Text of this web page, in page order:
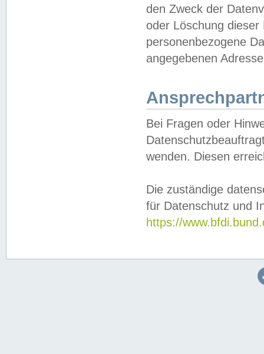
den Zweck der
oder Löschung
personenbezogene
angegebenen
Bei Fragen oder
wenden. Diesen
Die zuständige
für Datenschutz und
https://